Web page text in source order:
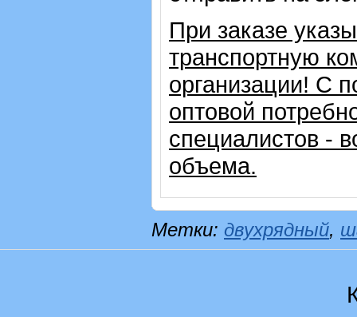
При заказе
транспортную
организации! С
оптовой
специалистов -
объема.
Метки: двухрядный,